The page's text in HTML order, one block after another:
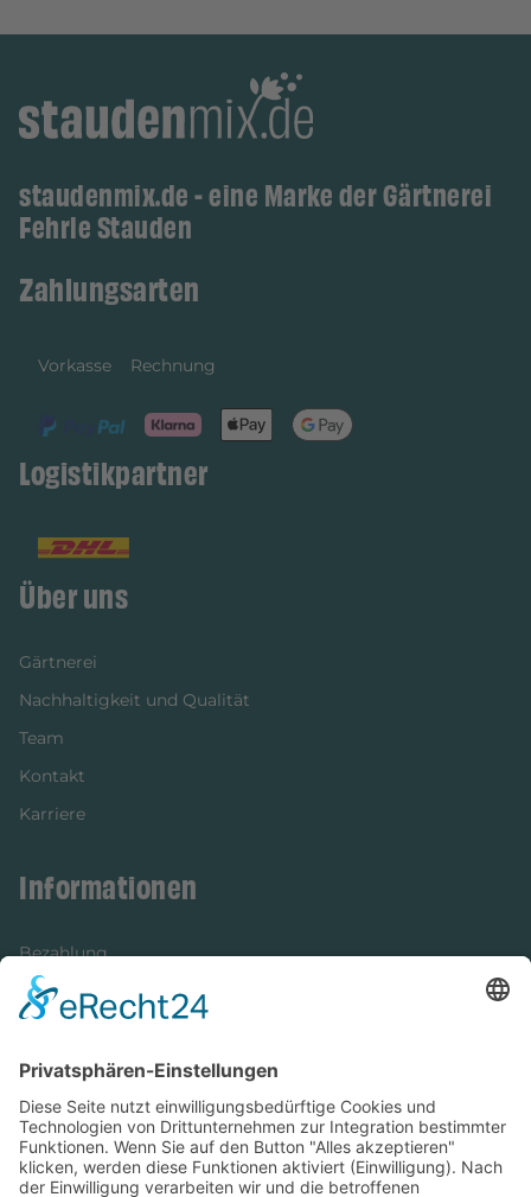
staudenmix.de - eine Marke der Gärtnerei
Fehrle Stauden
Zahlungsarten
Vorkasse Rechnung
Logistikpartner
Über uns
Gärtnerei
Nachhaltigkeit und Qualität
Team
Kontakt
Karriere
Informationen
Bezahlung
Newsletter
Versandinformationen
Verfügbarkeit/Verträglichkeit
Rechtliches